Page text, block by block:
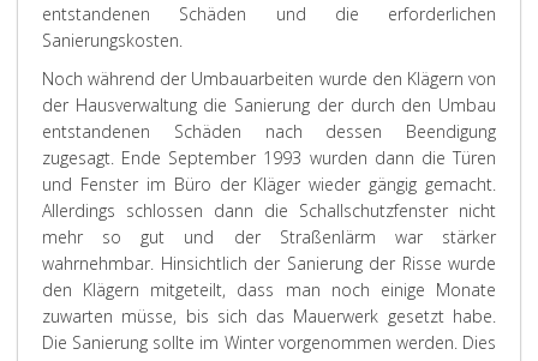
entstandenen Schäden und die erforderlichen
Sanierungskosten.
Noch während der Umbauarbeiten wurde den Klägern von
der Hausverwaltung die Sanierung der durch den Umbau
entstandenen Schäden nach dessen Beendigung
zugesagt. Ende September 1993 wurden dann die Türen
und Fenster im Büro der Kläger wieder gängig gemacht.
Allerdings schlossen dann die Schallschutzfenster nicht
mehr so gut und der Straßenlärm war stärker
wahrnehmbar. Hinsichtlich der Sanierung der Risse wurde
den Klägern mitgeteilt, dass man noch einige Monate
zuwarten müsse, bis sich das Mauerwerk gesetzt habe.
Die Sanierung sollte im Winter vorgenommen werden. Dies